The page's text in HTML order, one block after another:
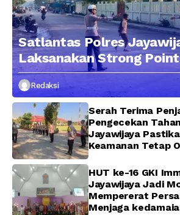
Satlantas Polres
Laksanakan Strong
Edukasi Pengendara
Pendekatan Humanis
Redaksi
Serah Terima
Pengecekan
Jayawijaya
Keamanan Tetap
HUT ke-16 GKI
Jayawijaya Jadi
Mempererat
Menjaga